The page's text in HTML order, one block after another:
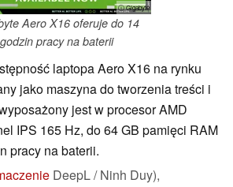
ⓘ Gigabyte
Aero X16 oferuje do 14
godzin pracy na baterii
laptopa Aero X16 na rynku
jako maszyna do tworzenia treści i
jest w procesor AMD
IPS 165 Hz, do 64 GB pamięci RAM
pracy na baterii.
DeepL / Ninh Duy),